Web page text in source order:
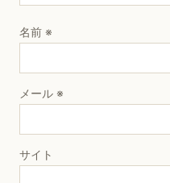
名前 ※
メール ※
サイト